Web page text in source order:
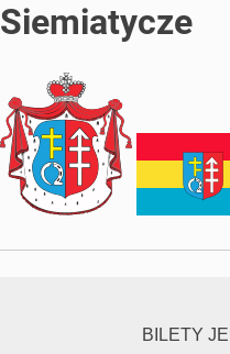
Siemiatycze
BILETY